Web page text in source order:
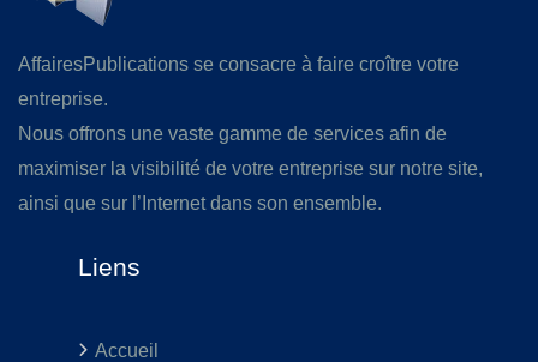
AffairesPublications se consacre à faire croître votre
entreprise.
Nous offrons une vaste gamme de services afin de
maximiser la visibilité de votre entreprise sur notre site,
ainsi que sur l’Internet dans son ensemble.
Liens
Accueil